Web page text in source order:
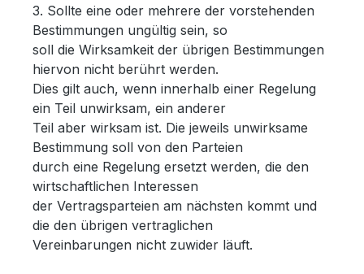
3. Sollte eine oder mehrere der vorstehenden
Bestimmungen ungültig sein, so
soll die Wirksamkeit der übrigen Bestimmungen
hiervon nicht berührt werden.
Dies gilt auch, wenn innerhalb einer Regelung
ein Teil unwirksam, ein anderer
Teil aber wirksam ist. Die jeweils unwirksame
Bestimmung soll von den Parteien
durch eine Regelung ersetzt werden, die den
wirtschaftlichen Interessen
der Vertragsparteien am nächsten kommt und
die den übrigen vertraglichen
Vereinbarungen nicht zuwider läuft.